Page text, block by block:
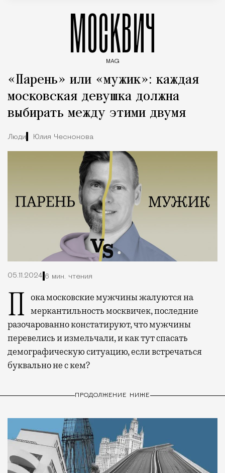
МОСКВИЧ
MAG
«Парень» или «мужик»: каждая
московская девушка должна
выбирать между этими двумя
Люди Юлия Чеснокова
05.11.2024 6 мин. чтения
Пока московские мужчины жалуются на меркантильность москвичек, последние
разочарованно констатируют, что мужчины
перевелись и измельчали, и как тут спасать
демографическую ситуацию, если встречаться
буквально не с кем?
ПРОДОЛЖЕНИЕ НИЖЕ